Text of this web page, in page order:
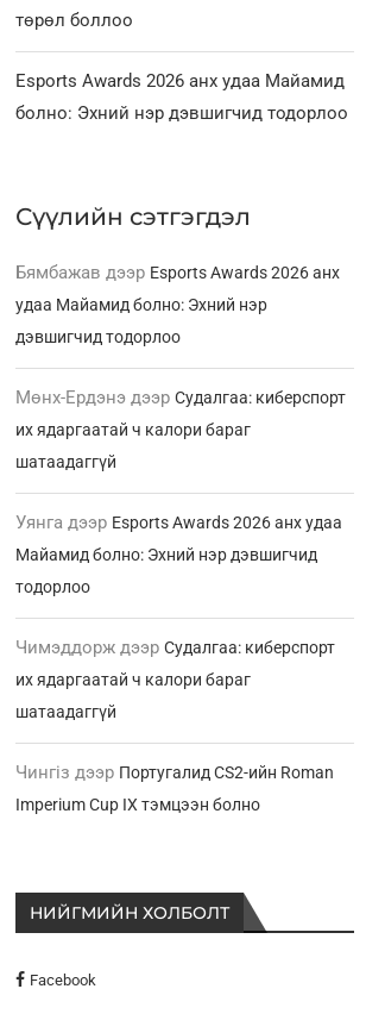
төрөл боллоо
Esports Awards 2026 анх удаа Майамид
болно: Эхний нэр дэвшигчид тодорлоо
Сүүлийн сэтгэгдэл
Бямбажав дээр Esports Awards 2026 анх
удаа Майамид болно: Эхний нэр
дэвшигчид тодорлоо
Мөнх-Ердэнэ дээрСудалгаа: киберспорт
их ядаргаатай ч калори бараг
шатаадаггүй
Уянга дээр Esports Awards 2026 анх удаа
Майамид болно: Эхний нэр дэвшигчид
тодорлоо
Чимэддорж дээрСудалгаа: киберспорт
их ядаргаатай ч калори бараг
шатаадаггүй
Чингіз дээр Португалид CS2-ийн Roman
Imperium Cup IX тэмцээн болно
НИЙГМИЙН ХОЛБОЛТ
Facebook